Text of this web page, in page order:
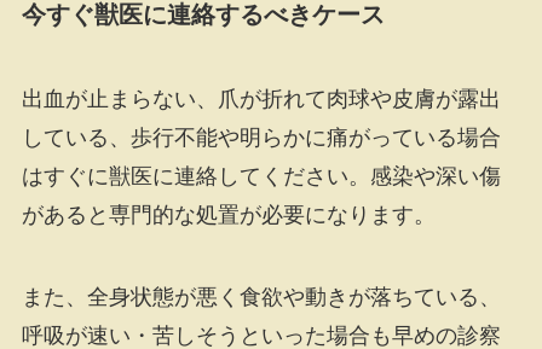
今すぐ獣医に連絡するべきケース
出血が止まらない、爪が折れて肉球や皮膚が露出
している、歩行不能や明らかに痛がっている場合
はすぐに獣医に連絡してください。感染や深い傷
があると専門的な処置が必要になります。
また、全身状態が悪く食欲や動きが落ちている、
呼吸が速い・苦しそうといった場合も早めの診察